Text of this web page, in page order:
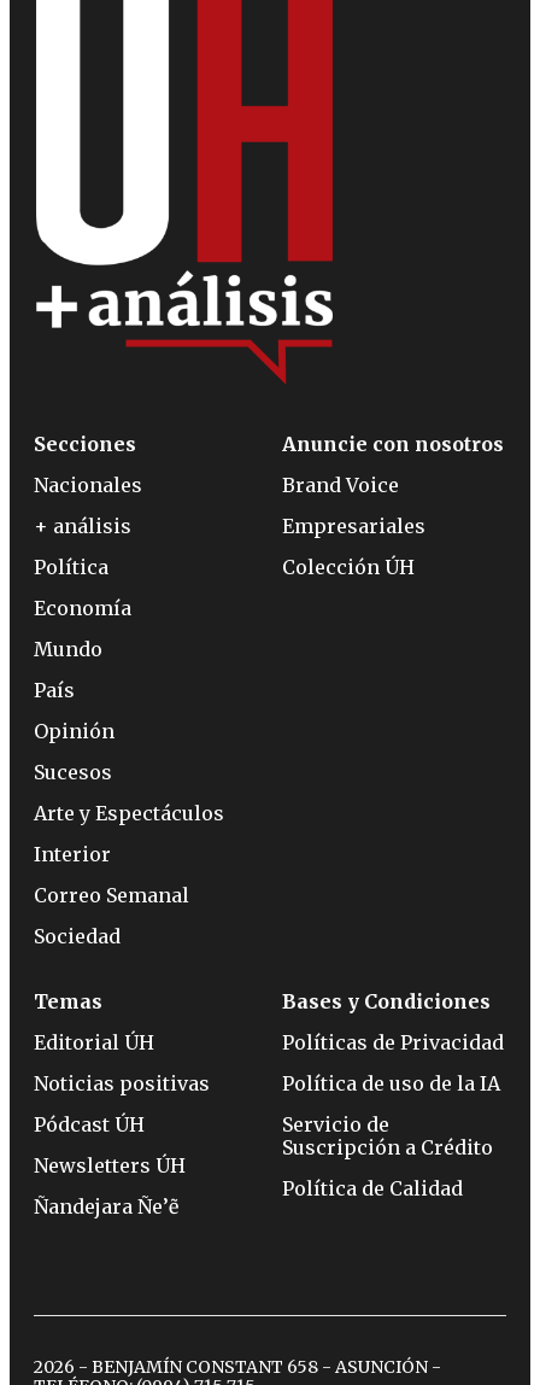
Secciones
Nacionales
+ análisis
Política
Economía
Mundo
País
Opinión
Sucesos
Arte y Espectáculos
Interior
Correo Semanal
Sociedad
Anuncie con nosotros
Brand Voice
Empresariales
Colección ÚH
Temas
Editorial ÚH
Noticias positivas
Pódcast ÚH
Newsletters ÚH
Ñandejara Ñe’ẽ
Bases y Condiciones
Políticas de Privacidad
Política de uso de la IA
Servicio de
Suscripción a Crédito
Política de Calidad
2026 - BENJAMÍN CONSTANT 658 - ASUNCIÓN -